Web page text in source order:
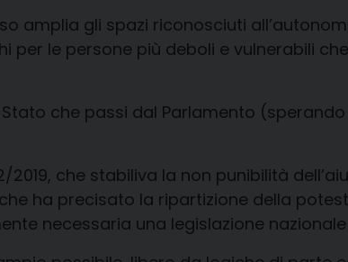
amplia gli spazi riconosciuti
per le persone più deboli e vulnerabili
che passi dal Parlamento
2019, che stabiliva la non punibilità
ha precisato la ripartizione della
necessaria una legislazione